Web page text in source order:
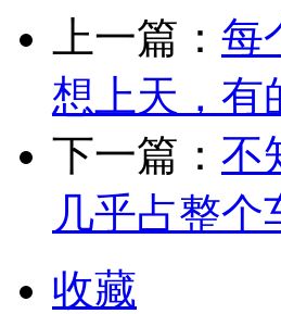
上一篇： 每
想上天，有
下一篇： 不
几乎占整个
收藏